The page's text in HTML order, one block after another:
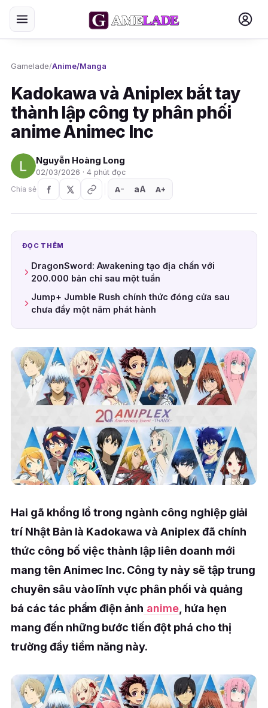
Gamelade/Anime/Manga
Kadokawa và Aniplex bắt tay
thành lập công ty phân phối
anime Animec Inc
Nguyễn Hoàng Long
02/03/2026 · 4 phút đọc
Chia sẻ
A− aA A+
ĐỌC THÊM
DragonSword: Awakening tạo địa chấn với
200.000 bản chỉ sau một tuần
Jump+ Jumble Rush chính thức đóng cửa sau
chưa đầy một năm phát hành
Hai gã khổng lồ trong ngành công nghiệp giải
trí Nhật Bản là Kadokawa và Aniplex đã chính
thức công bố việc thành lập liên doanh mới
mang tên Animec Inc. Công ty này sẽ tập trung
chuyên sâu vào lĩnh vực phân phối và quảng
bá các tác phẩm điện ảnh anime, hứa hẹn
mang đến những bước tiến đột phá cho thị
trường đầy tiềm năng này.